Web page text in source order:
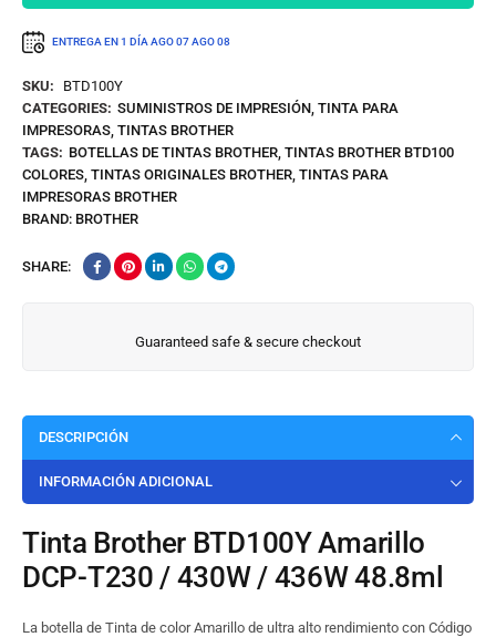
ENTREGA EN 1 DÍA AGO 07AGO 08
SKU:
BTD100Y
CATEGORIES: SUMINISTROS DE IMPRESIÓN, TINTA PARA
IMPRESORAS, TINTAS BROTHER
TAGS: BOTELLAS DE TINTAS BROTHER, TINTAS BROTHER BTD100
COLORES, TINTAS ORIGINALES BROTHER, TINTAS PARA
IMPRESORAS BROTHER
BRAND: BROTHER
SHARE:
Guaranteed safe & secure checkout
DESCRIPCIÓN
INFORMACIÓN ADICIONAL
Tinta Brother BTD100Y Amarillo
DCP-T230 / 430W / 436W 48.8ml
La botella de Tinta de color Amarillo de ultra alto rendimiento con Código